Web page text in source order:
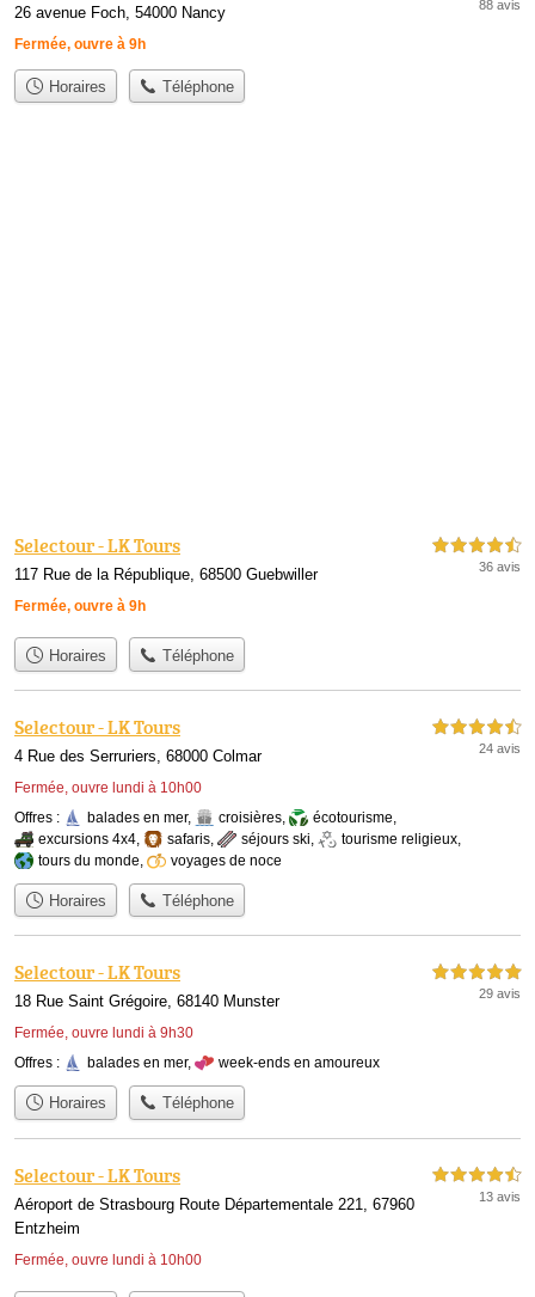
26 avenue Foch, 54000 Nancy
Fermée, ouvre à 9h
88 avis
Horaires Téléphone
Selectour - LK Tours
117 Rue de la République, 68500 Guebwiller
Fermée, ouvre à 9h
4,5 étoiles sur 5
36 avis
Horaires Téléphone
Selectour - LK Tours
4 Rue des Serruriers, 68000 Colmar
Fermée, ouvre lundi à 10h00
4,5 étoiles sur 5
24 avis
Offres : balades en mer, croisières écotourisme
excursions 4x4
safaris séjours ski tourisme religieux
tours du monde
voyages de noce
Horaires Téléphone
Selectour - LK Tours
18 Rue Saint Grégoire, 68140 Munster
Fermée, ouvre lundi à 9h30
5,0 étoiles sur 5
29 avis
Offres : balades en mer, week-ends en amoureux
Horaires Téléphone
Selectour - LK Tours
Aéroport de Strasbourg Route Départementale 221, 67960
Entzheim
Fermée, ouvre lundi à 10h00
4,5 étoiles sur 5
13 avis